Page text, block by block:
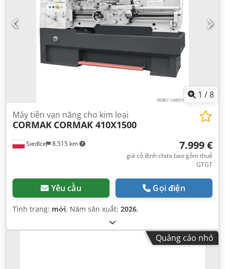
1 /8
Siedlce 8.515 km
Máy tiện vạn năng cho kim loại
CORMAK CORMAK 410X1500
7.999 €
giá cố định chưa bao gồm thuế
GTGT
Yêu cầu Gọi điện
Tình trạng: mới, Năm sản xuất: 2026,
Quảng cáo nhỏ